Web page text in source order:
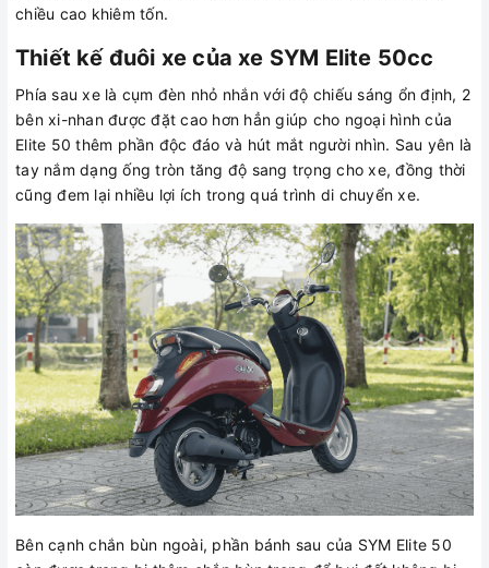
chiều cao khiêm tốn.
Thiết kế đuôi xe của xe SYM Elite 50cc
Phía sau xe là cụm đèn nhỏ nhắn với độ chiếu sáng ổn định, 2
bên xi-nhan được đặt cao hơn hẳn giúp cho ngoại hình của
Elite 50 thêm phần độc đáo và hút mắt người nhìn. Sau yên là
tay nắm dạng ống tròn tăng độ sang trọng cho xe, đồng thời
cũng đem lại nhiều lợi ích trong quá trình di chuyển xe.
Bên cạnh chắn bùn ngoài, phần bánh sau của SYM Elite 50